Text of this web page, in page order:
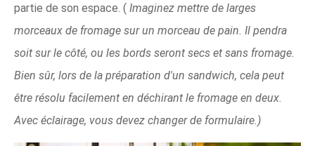
partie de son espace. ( Imaginez mettre de larges
morceaux de fromage sur un morceau de pain. Il pendra
soit sur le côté, ou les bords seront secs et sans fromage.
Bien sûr, lors de la préparation d'un sandwich, cela peut
être résolu facilement en déchirant le fromage en deux.
Avec éclairage, vous devez changer de formulaire.)